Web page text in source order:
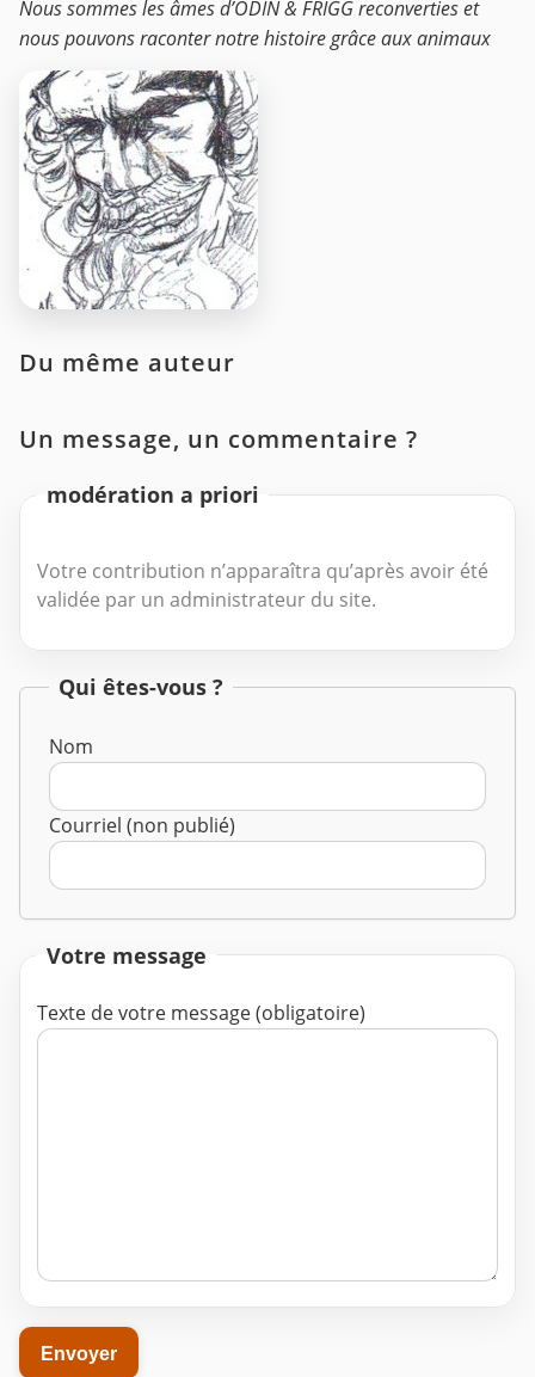
Nous sommes les âmes d’ODIN & FRIGG reconverties et
nous pouvons raconter notre histoire grâce aux animaux
Du même auteur
Un message, un commentaire ?
modération a priori
Votre contribution n’apparaîtra qu’après avoir été
validée par un administrateur du site.
Qui êtes-vous ?
Nom
Courriel (non publié)
Votre message
Texte de votre message (obligatoire)